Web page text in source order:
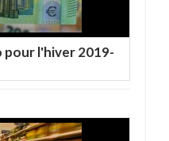
pour l'hiver 2019-